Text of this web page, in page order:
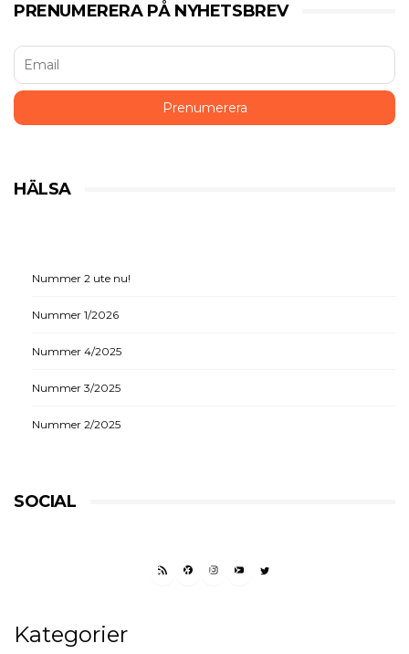
PRENUMERERA PÅ NYHETSBREV
HÄLSA
Nummer 2 ute nu!
Nummer 1/2026
Nummer 4/2025
Nummer 3/2025
Nummer 2/2025
SOCIAL
RSS FEEDFACEBOOK
INSTAGRAM
YOUTUBETWITTER
Kategorier